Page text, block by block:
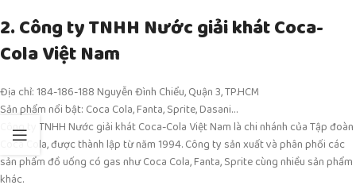
2. Công ty TNHH Nước giải khát Coca-
Cola Việt Nam
Địa chỉ: 184-186-188 Nguyễn Đình Chiểu, Quận 3, TP.HCM
Sản phẩm nổi bật: Coca Cola, Fanta, Sprite, Dasani…
Công ty TNHH Nước giải khát Coca-Cola Việt Nam là chi nhánh của Tập đoàn
Coca Cola, được thành lập từ năm 1994. Công ty sản xuất và phân phối các
sản phẩm đồ uống có gas như Coca Cola, Fanta, Sprite cùng nhiều sản phẩm
khác.